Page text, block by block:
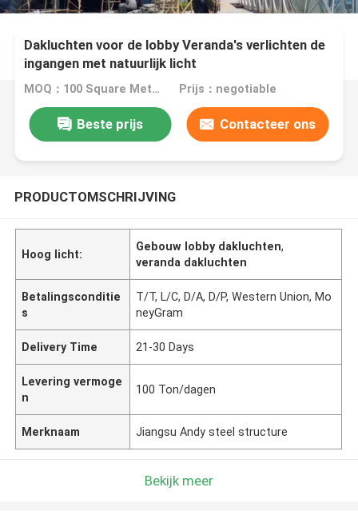
Dakluchten voor de lobby Veranda's verlichten de
ingangen met natuurlijk licht
MOQ：100 Square Meters Prijs：negotiable
Beste prijs Contacteer ons
PRODUCTOMSCHRIJVING
Hoog licht:
Gebouw lobby dakluchten,
veranda dakluchten
Betalingsconditie
s
T/T, L/C, D/A, D/P, Western Union, Mo
neyGram
Delivery Time 21-30 Days
Levering vermoge
n
100 Ton/dagen
Merknaam Jiangsu Andy steel structure
Bekijk meer